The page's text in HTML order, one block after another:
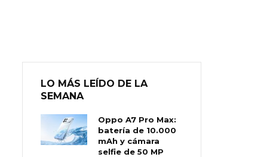
LO MÁS LEÍDO DE LA
SEMANA
Oppo A7 Pro Max:
batería de 10.000
mAh y cámara
selfie de 50 MP